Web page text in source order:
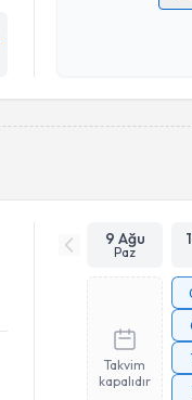
Kişisel verilerimin
9 Ağu
Paz
Takvim
kapalıdır